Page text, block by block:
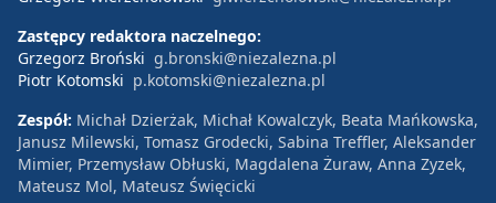
Zastępcy redaktora naczelnego:
Grzegorz Broński g.bronski@niezalezna.pl
Piotr Kotomski p.kotomski@niezalezna.pl
Zespół: Michał Dzierżak, Michał Kowalczyk, Beata Mańkowska,
Janusz Milewski, Tomasz Grodecki, Sabina Treffler, Aleksander
Mimier, Przemysław Obłuski, Magdalena Żuraw, Anna Zyzek,
Mateusz Mol, Mateusz Święcicki